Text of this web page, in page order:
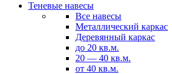
Теневые навесы
Все навесы
Металлический каркас
Деревянный каркас
до 20 кв.м.
20 — 40 кв.м.
от 40 кв.м.